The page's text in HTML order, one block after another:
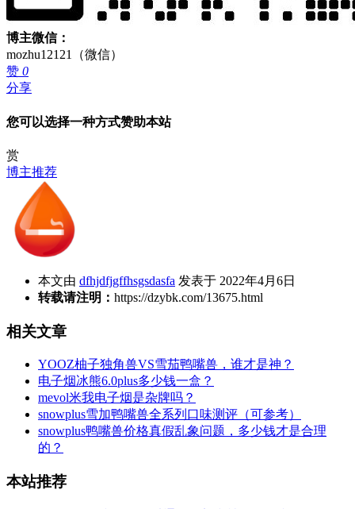
博主微信：
mozhu12121（微信）
赞 0
分享
您可以选择一种方式赞助本站
赏
博主推荐
本文由 dfhjdfjgffhsgsdasfa 发表于 2022年4月6日
转载请注明： https://dzybk.com/13675.html
相关文章
YOOZ柚子独角兽VS雪茄鸭嘴兽，谁才是神？
电子烟冰熊6.0plus多少钱一盒？
mevol米我电子烟是杂牌吗？
snowplus雪加鸭嘴兽全系列口味测评（可参考）
snowplus鸭嘴兽价格真假乱象问题，多少钱才是合理
的？
本站推荐